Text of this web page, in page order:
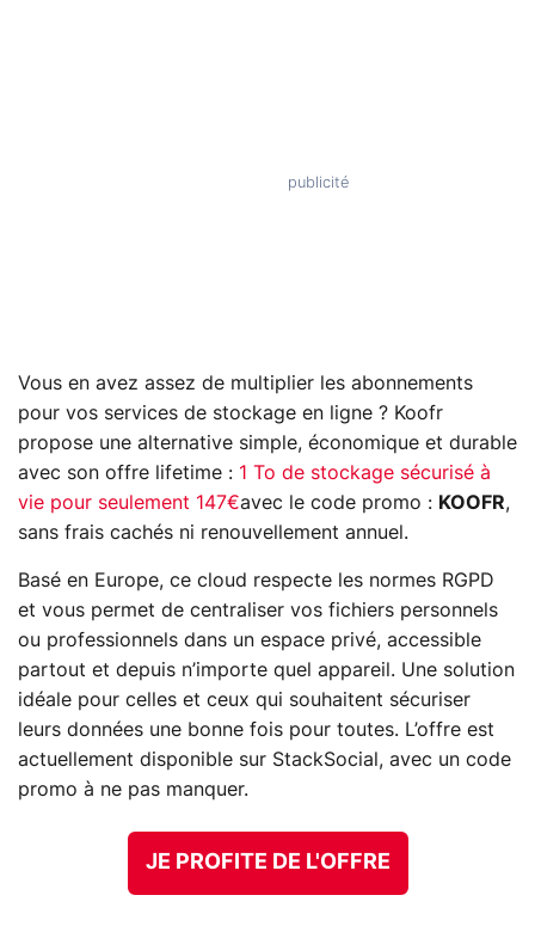
Vous en avez assez de multiplier les abonnements
pour vos services de stockage en ligne ? Koofr
propose une alternative simple, économique et durable
avec son offre lifetime : 1 To de stockage sécurisé à
vie pour seulement 147€avec le code promo : KOOFR,
sans frais cachés ni renouvellement annuel.
Basé en Europe, ce cloud respecte les normes RGPD
et vous permet de centraliser vos fichiers personnels
ou professionnels dans un espace privé, accessible
partout et depuis n’importe quel appareil. Une solution
idéale pour celles et ceux qui souhaitent sécuriser
leurs données une bonne fois pour toutes. L’offre est
actuellement disponible sur StackSocial, avec un code
promo à ne pas manquer.
JE PROFITE DE L'OFFRE